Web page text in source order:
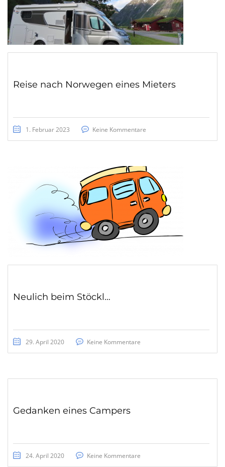
Reise nach Norwegen eines Mieters
1. Februar 2023 Keine Kommentare
Neulich beim Stöckl…
29. April 2020 Keine Kommentare
Gedanken eines Campers
24. April 2020 Keine Kommentare